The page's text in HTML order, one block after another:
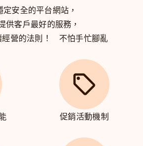
定安全的平台網站，
供客戶最好的服務，
營的法則！
不怕手忙腳亂
促銷活動機制